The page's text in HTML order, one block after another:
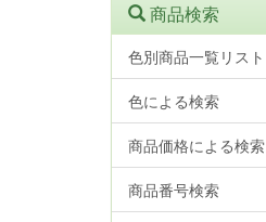
商品検索
色別商品一覧リスト
色による検索
商品価格による検索
商品番号検索